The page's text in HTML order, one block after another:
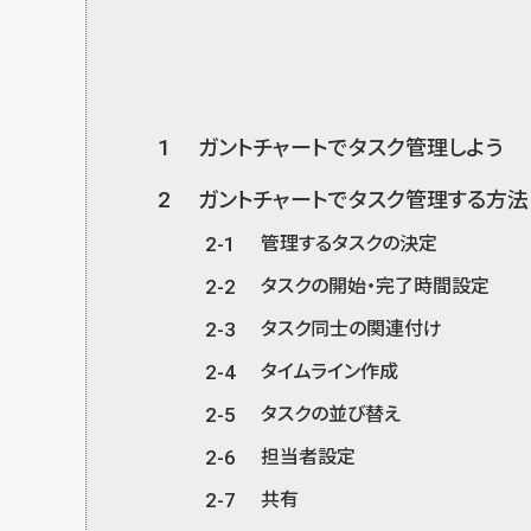
1 ガントチャートでタスク管理しよう
2 ガントチャートでタスク管理する方法
2-1 管理するタスクの決定
2-2 タスクの開始・完了時間設定
2-3 タスク同士の関連付け
2-4 タイムライン作成
2-5 タスクの並び替え
2-6 担当者設定
2-7 共有